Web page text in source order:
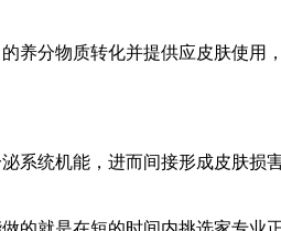
分物质转化并提供应皮肤使用
统机能，进而间接形成皮肤损